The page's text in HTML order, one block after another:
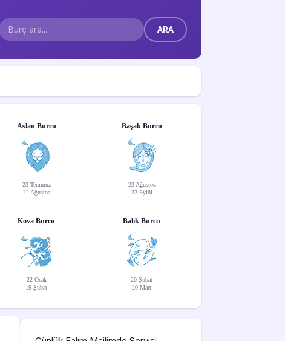
Aslan Burcu
23 Temmuz
22 Ağustos
Başak Burcu
23 Ağustos
22 Eylül
Kova Burcu
22 Ocak
19 Şubat
Balık Burcu
20 Şubat
20 Mart